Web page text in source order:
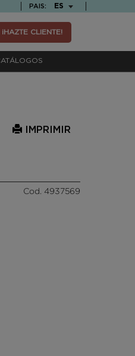
PAIS: TEXT.LANGUAGE
ES
¡HAZTE CLIENTE!
IMPRIMIR
Cod. 4937569